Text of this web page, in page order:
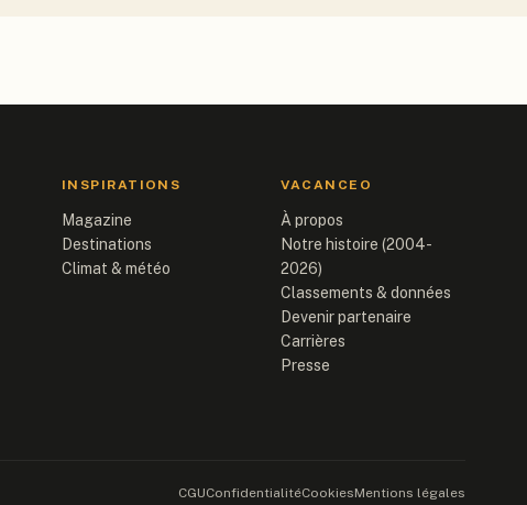
INSPIRATIONS
Magazine
Destinations
Climat & météo
VACANCEO
À propos
Notre histoire (2004-
2026)
Classements & données
Devenir partenaire
Carrières
Presse
CGUConfidentialitéCookiesMentions légales